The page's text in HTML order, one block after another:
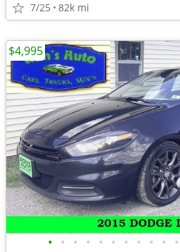
7/25 82k mi
• • • • • • • • • • •
$4,995